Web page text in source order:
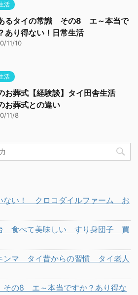
活
るタイの常識 その8 エ～本当で
あり得ない！日常生活
11/10
活
お葬式【経験談】タイ田舎生活
お葬式との違い
11/8
い！ クロコダイルファーム お
食べて美味しい すり身団子 買
ンマ タイ昔からの習慣 タイ老人
の8 エ～本当ですか？あり得な